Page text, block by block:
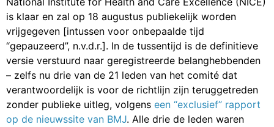
is klaar en zal op 18 augustus publiekelijk worden
vrijgegeven [intussen voor onbepaalde tijd
“gepauzeerd”, n.v.d.r.]. In de tussentijd is de definitieve
versie verstuurd naar geregistreerde belanghebbenden
– zelfs nu drie van de 21 leden van het comité dat
verantwoordelijk is voor de richtlijn zijn teruggetreden
zonder publieke uitleg, volgens een “exclusief” rapport
op de nieuwssite van BMJ. Alle drie de leden waren